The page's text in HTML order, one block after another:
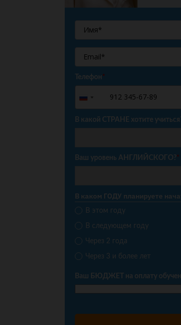
Телефон*
Russia
+7
В какой СТРАНЕ хотите
Ваш уровень АНГЛИЙСКОГО?*
В каком ГОДУ планируете
В этом году
В следующем году
Через 2 года
Через 3 и более лет
Ваш БЮДЖЕТ на оплату